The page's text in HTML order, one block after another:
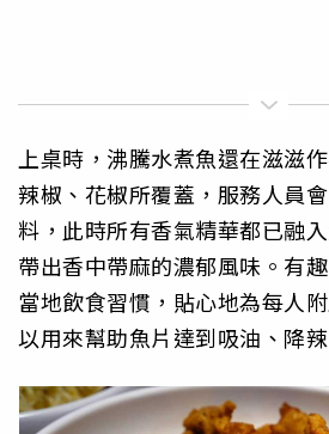
上桌時，沸騰水煮魚還在滋滋
辣椒、花椒所覆蓋，服務人員
料，此時所有香氣精華都已融
帶出香中帶麻的濃郁風味。有
當地飲食習慣，貼心地為每人
以用來幫助魚片達到吸油、降